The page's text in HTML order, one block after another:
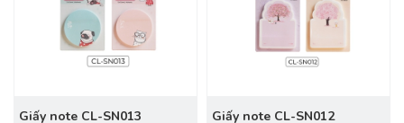
Giấy note CL-SN013 Giấy note CL-SN012